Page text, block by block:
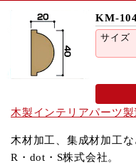
KM-
サイズ
木製インテリアパーツ
木材加工、集成材加工
R・dot・S株式会社。